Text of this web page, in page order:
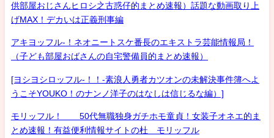
供部屋おじさんヒロシ之古惑仔的まとめ速報）話題な動画取り上
げMAX！デカいは正義刑事編
アキヨッフル-！ネオニートスケ番長のエキストラ芸能情報局！
（子ども部屋おばさんの自宅警備員的まとめ速報）
[ヨシヨシロッフル-！！-素浪人勇者カツオンの未解決事件簿へよ
うこそYOUKO！のナンノ洋子のはなしは信じるな編）]
モリッフル！ 50代無職独身ガチホモ童貞！女装子オネエ的ま
とめ速報！有益便利情報サイトの杜 モリッフル